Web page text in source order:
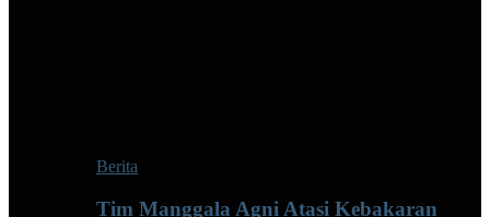
Berita
Tim Manggala Agni Atasi Kebakaran